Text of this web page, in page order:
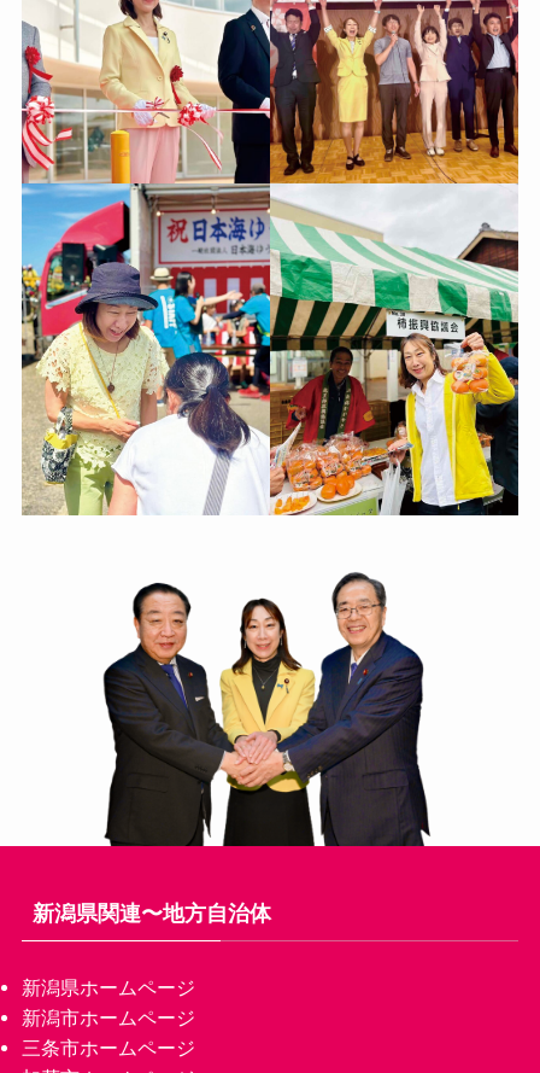
新潟県関連〜地方自治体
新潟県ホームページ
新潟市ホームページ
三条市ホームページ